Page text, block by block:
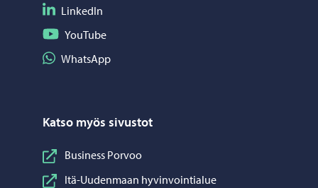
Seuraa LinkedIn
LinkedIn
Seuraa YouTube
YouTube
Jaa WhatsApp
WhatsApp
Katso myös sivustot
Business Porvoo
Itä-Uudenmaan hyvinvointialue